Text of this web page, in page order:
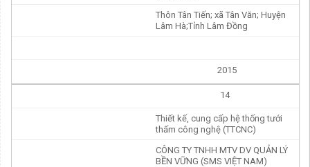
Thôn Tân Tiến; xã Tân Văn; Huyện
Lâm Hà;Tỉnh Lâm Đồng
2015
14
Thiết kế, cung cấp hệ thống tưới
thấm công nghệ (TTCNC)
CÔNG TY TNHH MTV DV QUẢN LÝ
BỀN VỮNG (SMS VIỆT NAM)